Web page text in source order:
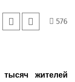
576
жителей